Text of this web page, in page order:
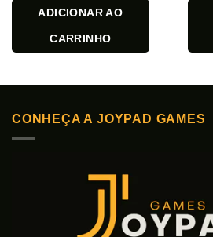
ADICIONAR AO
CARRINHO
CONHEÇA A JOYPAD GAMES